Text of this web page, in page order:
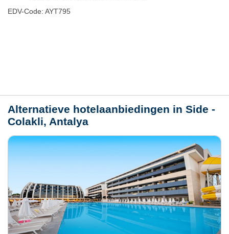
EDV-Code: AYT795
Alternatieve hotelaanbiedingen in Side -
Colakli, Antalya